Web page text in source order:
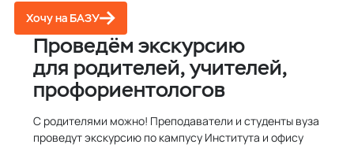
Хочу на БАЗУ
Проведём экскурсию
для родителей, учителей,
профориентологов
С родителями можно! Преподаватели и студенты вуза
проведут экскурсию по кампусу Института и офису